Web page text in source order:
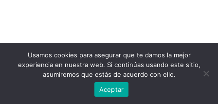
Usamos cookies para asegurar que te damos la mejor
experiencia en nuestra web. Si continúas usando este sitio,
asumiremos que estás de acuerdo con ello.
Aceptar